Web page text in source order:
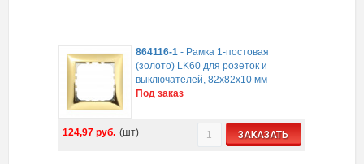
864116-1 - Рамка 1-постовая
(золото) LK60 для розеток и
выключателей, 82х82х10 мм
Под заказ
124,97руб. (шт) ЗАКАЗАТЬ